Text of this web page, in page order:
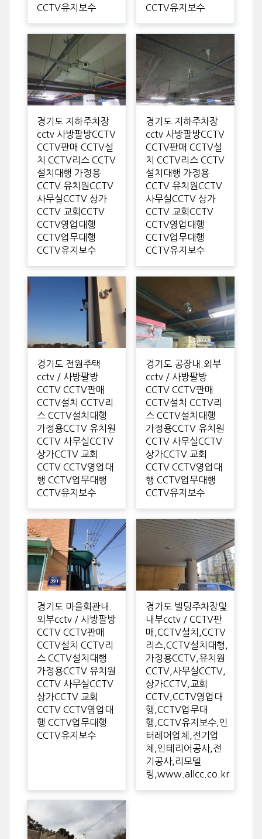
CCTV유지보수 CCTV유지보수
경기도 지하주차장
cctv 사방팔방CCTV
CCTV판매 CCTV설
치 CCTV리스 CCTV
설치대행 가정용
CCTV 유치원CCTV
사무실CCTV 상가
CCTV 교회CCTV
CCTV영업대행
CCTV업무대행
CCTV유지보수
경기도 지하주차장
cctv 사방팔방CCTV
CCTV판매 CCTV설
치 CCTV리스 CCTV
설치대행 가정용
CCTV 유치원CCTV
사무실CCTV 상가
CCTV 교회CCTV
CCTV영업대행
CCTV업무대행
CCTV유지보수
경기도 전원주택
cctv / 사방팔방
CCTV CCTV판매
CCTV설치 CCTV리
스 CCTV설치대행
가정용CCTV 유치원
CCTV 사무실CCTV
상가CCTV 교회
CCTV CCTV영업대
행 CCTV업무대행
CCTV유지보수
경기도 공장내.외부
cctv / 사방팔방
CCTV CCTV판매
CCTV설치 CCTV리
스 CCTV설치대행
가정용CCTV 유치원
CCTV 사무실CCTV
상가CCTV 교회
CCTV CCTV영업대
행 CCTV업무대행
CCTV유지보수
경기도 마을회관내.
외부cctv / 사방팔방
CCTV CCTV판매
CCTV설치 CCTV리
스 CCTV설치대행
가정용CCTV 유치원
CCTV 사무실CCTV
상가CCTV 교회
CCTV CCTV영업대
행 CCTV업무대행
CCTV유지보수
경기도 빌딩주차장및
내부cctv / CCTV판
매,CCTV설치,CCTV
리스,CCTV설치대행,
가정용CCTV,유치원
CCTV,사무실CCTV,
상가CCTV,교회
CCTV,CCTV영업대
행,CCTV업무대
행,CCTV유지보수,인
터레어업체,전기업
체,인테리어공사,전
기공사,리모델
링,www.allcc.co.kr